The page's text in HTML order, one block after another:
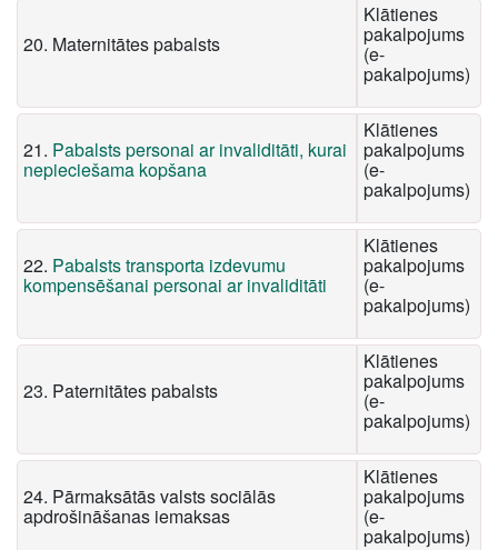
20. Maternitātes pabalsts
Klātienes
pakalpojums
(e-
pakalpojums)
21. Pabalsts personai ar invaliditāti, kurai
nepieciešama kopšana
Klātienes
pakalpojums
(e-
pakalpojums)
22. Pabalsts transporta izdevumu
kompensēšanai personai ar invaliditāti
Klātienes
pakalpojums
(e-
pakalpojums)
23. Paternitātes pabalsts
Klātienes
pakalpojums
(e-
pakalpojums)
24. Pārmaksātās valsts sociālās
apdrošināšanas iemaksas
Klātienes
pakalpojums
(e-
pakalpojums)